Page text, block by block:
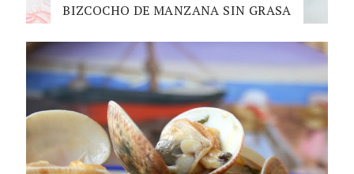
BIZCOCHO DE MANZANA SIN GRASA